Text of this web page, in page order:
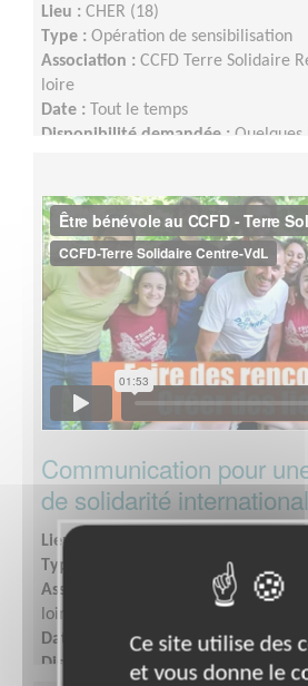
Lieu : CHER (18)
Type : Opération de sensibilisation
Association : CCFD Terre Solidaire
loire
Date :
Tout le temps
Disponibilité demandée : Quelques
Communication pour
de solidarité
Lieu :
Type :
Communication, Graphisme
Association :
CCFD Terre Solidaire
loire
Date :
Tout le temps
Disponibilité demandée :
Selon
Ce site utilise des
et vous donne le